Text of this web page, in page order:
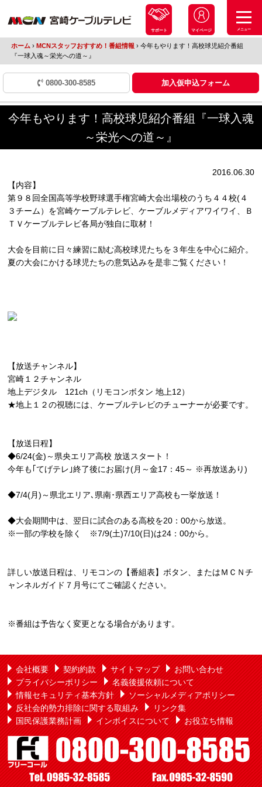
サポート マイページ メニュー
ホーム › MCNスタッフおすすめ！番組情報 ›今年もやります！高校球児紹介番組
『一球入魂～栄光への道～』
0800-300-8585 加入仮申込フォーム
今年もやります！高校球児紹介番組『一球入魂
～栄光への道～』
2016.06.30
【内容】
第９８回全国高等学校野球選手権宮崎大会出場校のうち４４校(４
３チーム）を宮崎ケーブルテレビ、ケーブルメディアワイワイ、Ｂ
ＴＶケーブルテレビ各局が独自に取材！
大会を目前に日々練習に励む高校球児たちを３年生を中心に紹介。
夏の大会にかける球児たちの意気込みを是非ご覧ください！
【放送チャンネル】
宮崎１２チャンネル
地上デジタル 121ch（リモコンボタン 地上12）
★地上１２の視聴には、ケーブルテレビのチューナーが必要です。
【放送日程】
◆6/24(金)～県央エリア高校 放送スタート！
今年も｢てげテレ｣終了後にお届け(月～金17：45～ ※再放送あり)
◆7/4(月)～県北エリア､県南･県西エリア高校も一挙放送！
◆大会期間中は、翌日に試合のある高校を20：00から放送。
※一部の学校を除く ※7/9(土)7/10(日)は24：00から。
詳しい放送日程は、リモコンの【番組表】ボタン、またはＭＣＮチ
ャンネルガイド７月号にてご確認ください。
※番組は予告なく変更となる場合があります。
会社概要 契約約款 サイトマップ
お問い合わせ
プライバシーポリシー
名義後援依頼について
情報セキュリティ基本方針
ソーシャルメディアポリシー
反社会的勢力排除に関する取組み
リンク集
国民保護業務計画
インボイスについて お役立ち情報